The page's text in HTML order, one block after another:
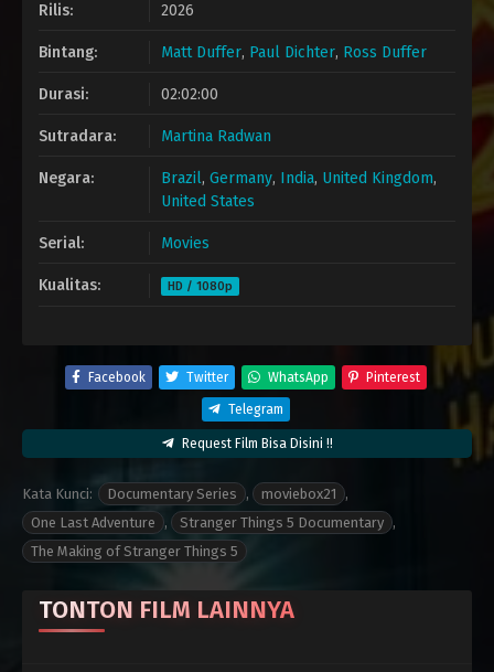
Rilis: 2026
Bintang: Matt Duffer, Paul Dichter, Ross Duffer
Durasi: 02:02:00
Sutradara: Martina Radwan
Negara: Brazil, Germany, India, United Kingdom,
United States
Serial: Movies
Kualitas: HD / 1080p
Facebook Twitter WhatsApp Pinterest
Telegram
Request Film Bisa Disini !!
Kata Kunci: Documentary Series , moviebox21
,
One Last Adventure
, Stranger Things 5 Documentary ,
The Making of Stranger Things 5
TONTON FILM LAINNYA